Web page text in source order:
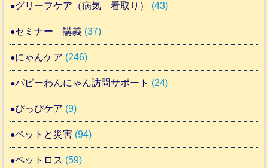
グリーフケア（病気 看取り） (43)
セミナー 講義 (37)
にゃんケア (246)
パピーわんにゃん訪問サポート (24)
ぴっぴケア (9)
ペットと災害 (94)
ペットロス (59)